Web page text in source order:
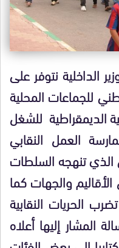
الداخلية نتوفر على
للجماعات المحلية
الديمقراطية للشغل
العمل النقابي
تنهجه السلطات
الأقاليم والجهات كما
الحريات النقابية
المشار إليها أعلاه